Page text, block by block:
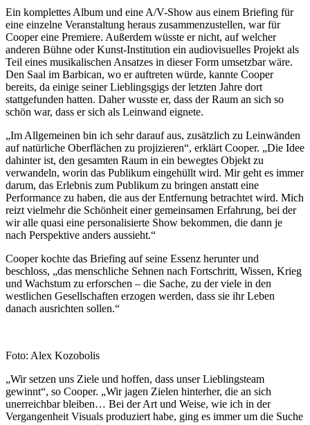
Ein komplettes Album und eine A/V-Show aus einem Briefing für
eine einzelne Veranstaltung heraus zusammenzustellen, war für
Cooper eine Premiere. Außerdem wüsste er nicht, auf welcher
anderen Bühne oder Kunst-Institution ein audiovisuelles Projekt als
Teil eines musikalischen Ansatzes in dieser Form umsetzbar wäre.
Den Saal im Barbican, wo er auftreten würde, kannte Cooper
bereits, da einige seiner Lieblingsgigs der letzten Jahre dort
stattgefunden hatten. Daher wusste er, dass der Raum an sich so
schön war, dass er sich als Leinwand eignete.
„Im Allgemeinen bin ich sehr darauf aus, zusätzlich zu Leinwänden
auf natürliche Oberflächen zu projizieren“, erklärt Cooper. „Die Idee
dahinter ist, den gesamten Raum in ein bewegtes Objekt zu
verwandeln, worin das Publikum eingehüllt wird. Mir geht es immer
darum, das Erlebnis zum Publikum zu bringen anstatt eine
Performance zu haben, die aus der Entfernung betrachtet wird. Mich
reizt vielmehr die Schönheit einer gemeinsamen Erfahrung, bei der
wir alle quasi eine personalisierte Show bekommen, die dann je
nach Perspektive anders aussieht.“
Cooper kochte das Briefing auf seine Essenz herunter und
beschloss, „das menschliche Sehnen nach Fortschritt, Wissen, Krieg
und Wachstum zu erforschen – die Sache, zu der viele in den
westlichen Gesellschaften erzogen werden, dass sie ihr Leben
danach ausrichten sollen.“
Foto: Alex Kozobolis
„Wir setzen uns Ziele und hoffen, dass unser Lieblingsteam
gewinnt“, so Cooper. „Wir jagen Zielen hinterher, die an sich
unerreichbar bleiben… Bei der Art und Weise, wie ich in der
Vergangenheit Visuals produziert habe, ging es immer um die Suche